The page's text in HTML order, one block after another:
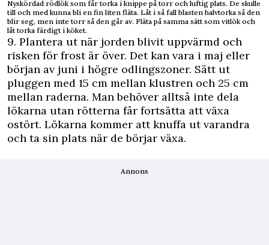
Nyskördad rödlök som får torka i knippe på torr och luftig plats. De skulle
till och med kunna bli en fin liten fläta. Låt i så fall blasten halvtorka så den
blir seg, men inte torr så den går av. Fläta på samma sätt som vitlök och
låt torka färdigt i köket.
9. Plantera ut när jorden blivit uppvärmd och
risken för frost är över. Det kan vara i maj eller
början av juni i högre odlingszoner. Sätt ut
pluggen med 15 cm mellan klustren och 25 cm
mellan raderna. Man behöver alltså inte dela
lökarna utan rötterna får fortsätta att växa
ostört. Lökarna kommer att knuffa ut varandra
och ta sin plats när de börjar växa.
Annons